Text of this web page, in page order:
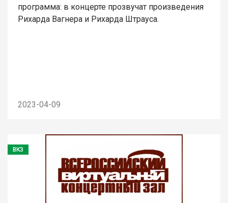
программа: в концерте прозвучат произведения
Рихарда Вагнера и Рихарда Штрауса.
2023-04-09
ВКЗ